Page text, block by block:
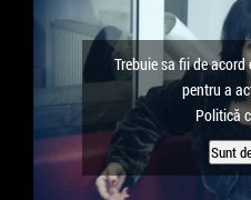
Trebuie sa fii de
pentru a
Politică
Sunt